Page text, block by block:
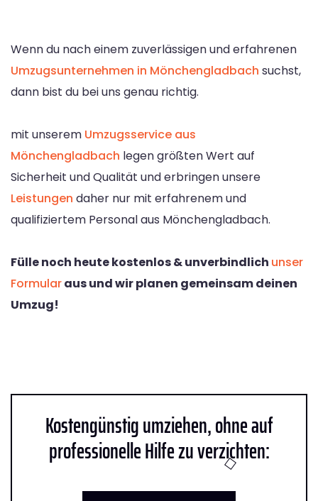
Wenn du nach einem zuverlässigen und erfahrenen
Umzugsunternehmen in Mönchengladbach suchst,
dann bist du bei uns genau richtig.
mit unserem Umzugsservice aus
Mönchengladbach legen größten Wert auf
Sicherheit und Qualität und erbringen unsere
Leistungen daher nur mit erfahrenem und
qualifiziertem Personal aus Mönchengladbach.
Fülle noch heute kostenlos & unverbindlich unser
Formularaus und wir planen gemeinsam deinen
Umzug!
Kostengünstig umziehen, ohne auf
professionelle Hilfe zu verzichten: